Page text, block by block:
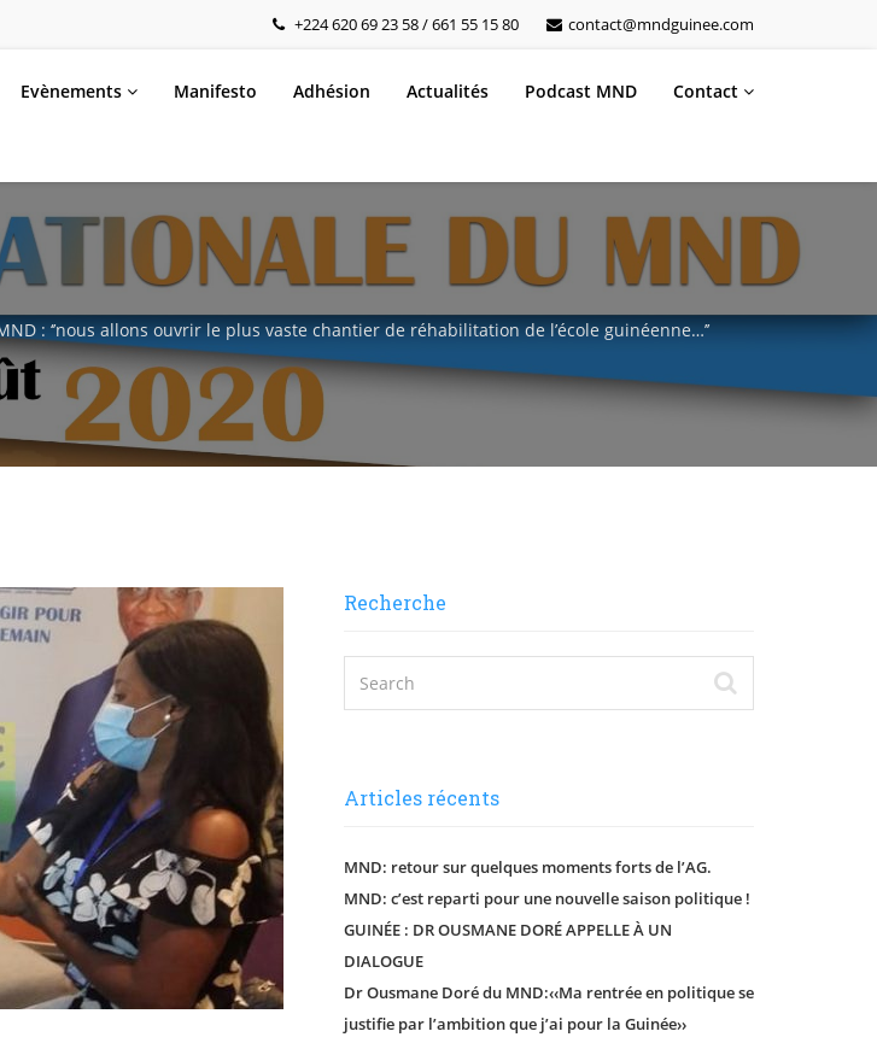
+224 620 69 23 58 / 661 55 15 80 contact@mndguinee.com
Evènements Manifesto Adhésion Actualités Podcast MND Contact
: ‘’nous allons ouvrir le plus vaste chantier de réhabilitation de l’école guinéenne…’’
Recherche
Articles récents
MND: retour sur quelques moments forts de l’AG.
MND: c’est reparti pour une nouvelle saison politique !
GUINÉE : DR OUSMANE DORÉ APPELLE À UN
DIALOGUE
Dr Ousmane Doré du MND:‹‹Ma rentrée en politique se
justifie par l’ambition que j’ai pour la Guinée››